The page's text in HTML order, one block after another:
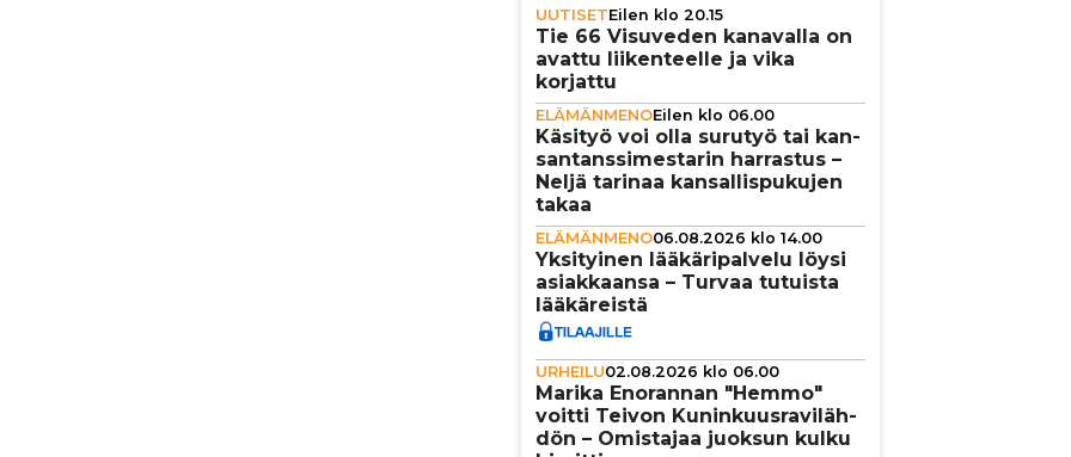
UUTISETEilen klo 20.15
Tie 66 Visuveden kanavalla on
avattu lii­ken­teelle ja vika
korjattu
ELÄMÄNMENOEilen klo 06.00
Käsityö voi olla surutyö tai kan­
san­tans­si­mes­ta­rin harrastus –
Neljä tarinaa kan­sal­lis­pu­ku­jen
takaa
ELÄMÄNMENO06.08.2026 klo 14.00
Yksi­tyi­nen lää­kä­ri­pal­velu löysi
asi­ak­kaansa – Turvaa tutuista
lää­kä­reistä
URHEILU02.08.2026 klo 06.00
Marika Enorannan "Hemmo"
voitti Teivon Kunin­kuus­ra­vi­läh­
dön – Omistajaa juoksun kulku